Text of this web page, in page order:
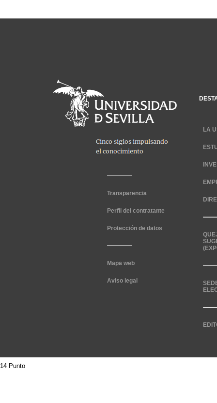
Transparencia
Perfil del contratante
Protección de datos
Mapa web
Aviso legal
LA
14 Punto